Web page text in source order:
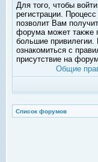
Для того, чтобы
регистрации.
позволит Вам
форума может также
большие
ознакомиться с
присутствие на
Общие
Список форумов